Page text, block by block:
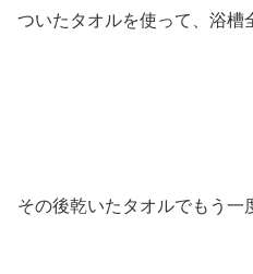
ついたタオルを使って、浴槽
その後乾いたタオルでもう一